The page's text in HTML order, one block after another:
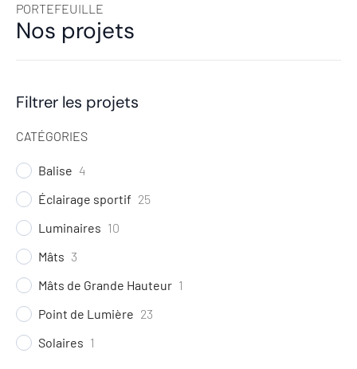
PORTEFEUILLE
Nos projets
Filtrer les projets
CATÉGORIES
Balise 4
Éclairage sportif 25
Luminaires 10
Mâts 3
Mâts de Grande Hauteur 1
Point de Lumière 23
Solaires 1